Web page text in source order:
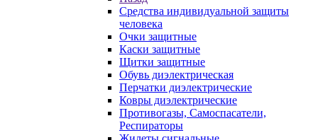
Средства индивидуальной защиты
человека
Очки защитные
Каски защитные
Щитки защитные
Обувь диэлектрическая
Перчатки диэлектрические
Ковры диэлектрические
Противогазы, Самоспасатели,
Респираторы